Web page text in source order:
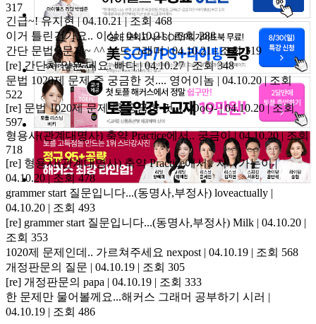
317
긴급~!유지현 | 04.10.21 | 조회 468
이거 틀린건가요.. 이상 | 04.10.21 | 조회 288
간단 문법 2문제~ ^^누드그래머 | 04.10.21 | 조회 319
[re] 간단치 않은 데요.빠다 | 04.10.27 | 조회 348
문법 1020제 문제 중 궁금한 것....영어이놈 | 04.10.20 | 조회
522
[re] 문법 1020제 문제 중 궁금한 것....-OoO- | 04.10.20 | 조회
597
형용사(관계대명사) 축약 Practice에서..궁금이 | 04.10.20 | 조회
718
[re] 형용사(관계대명사) 축약 Practice에서..지나가는이 |
04.10.20 | 조회 478
grammer start 질문입니다...(동명사,부정사) loveactually |
04.10.20 | 조회 493
[re] grammer start 질문입니다...(동명사,부정사) Milk | 04.10.20 |
조회 353
1020제 문제인데.. 가르쳐주세요 nexpost | 04.10.19 | 조회 568
개정판문의 질문 | 04.10.19 | 조회 305
[re] 개정판문의 papa | 04.10.19 | 조회 333
한 문제만 물어볼께요...해커스 그래머 공부하기 시러 |
04.10.19 | 조회 486